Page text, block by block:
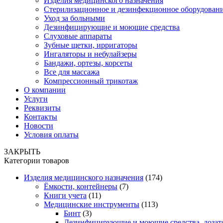
Стерилизационное и дезинфекционное
Уход за больными
Дезинфицирующие и моющие средства
Слуховые аппараты
Зубные щетки, ирригаторы
Ингаляторы и небулайзеры
Бандажи, ортезы, корсеты
Все для массажа
Компрессионный трикотаж
О компании
Услуги
Реквизиты
Контакты
Новости
Условия оплаты
ЗАКРЫТЬ
Категории товаров
Изделия медицинского назначения (174)
Ёмкости, контейнеры (7)
Книги учета (11)
Медицинские инструменты (113)
Бинт (3)